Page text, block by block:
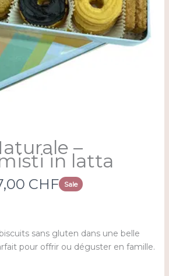
–
in latta
CHF Sale
sans gluten dans une belle
pour offrir ou déguster en famille.